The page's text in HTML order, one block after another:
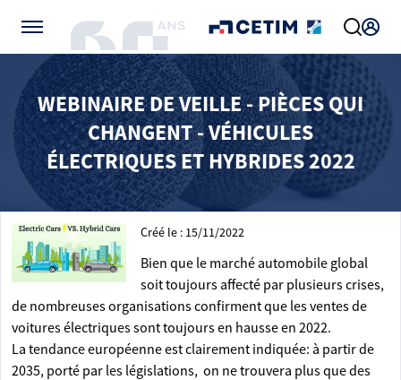
WEBINAIRE DE VEILLE - PIÈCES QUI
CHANGENT - VÉHICULES
ÉLECTRIQUES ET HYBRIDES 2022
Créé le : 15/11/2022
Bien que le marché automobile global
soit toujours affecté par plusieurs crises,
de nombreuses organisations confirment que les ventes de
voitures électriques sont toujours en hausse en 2022.
La tendance européenne est clairement indiquée: à partir de
2035, porté par les législations, on ne trouvera plus que des